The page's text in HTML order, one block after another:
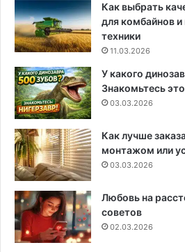
Как выбрать
для комбайнов
техники
11.03.2026
У какого
Знакомьтесь
03.03.2026
Как лучше
монтажом или
03.03.2026
Любовь на
советов
02.03.2026